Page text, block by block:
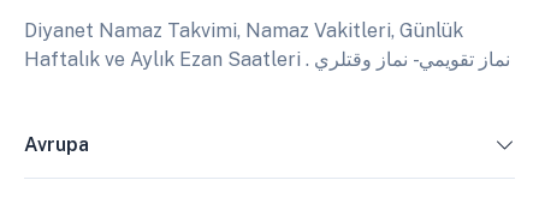
Diyanet Namaz Takvimi, Namaz Vakitleri, Günlük
Haftalık ve Aylık Ezan Saatleri . نماز تقويمي - نماز وقتلري
Avrupa